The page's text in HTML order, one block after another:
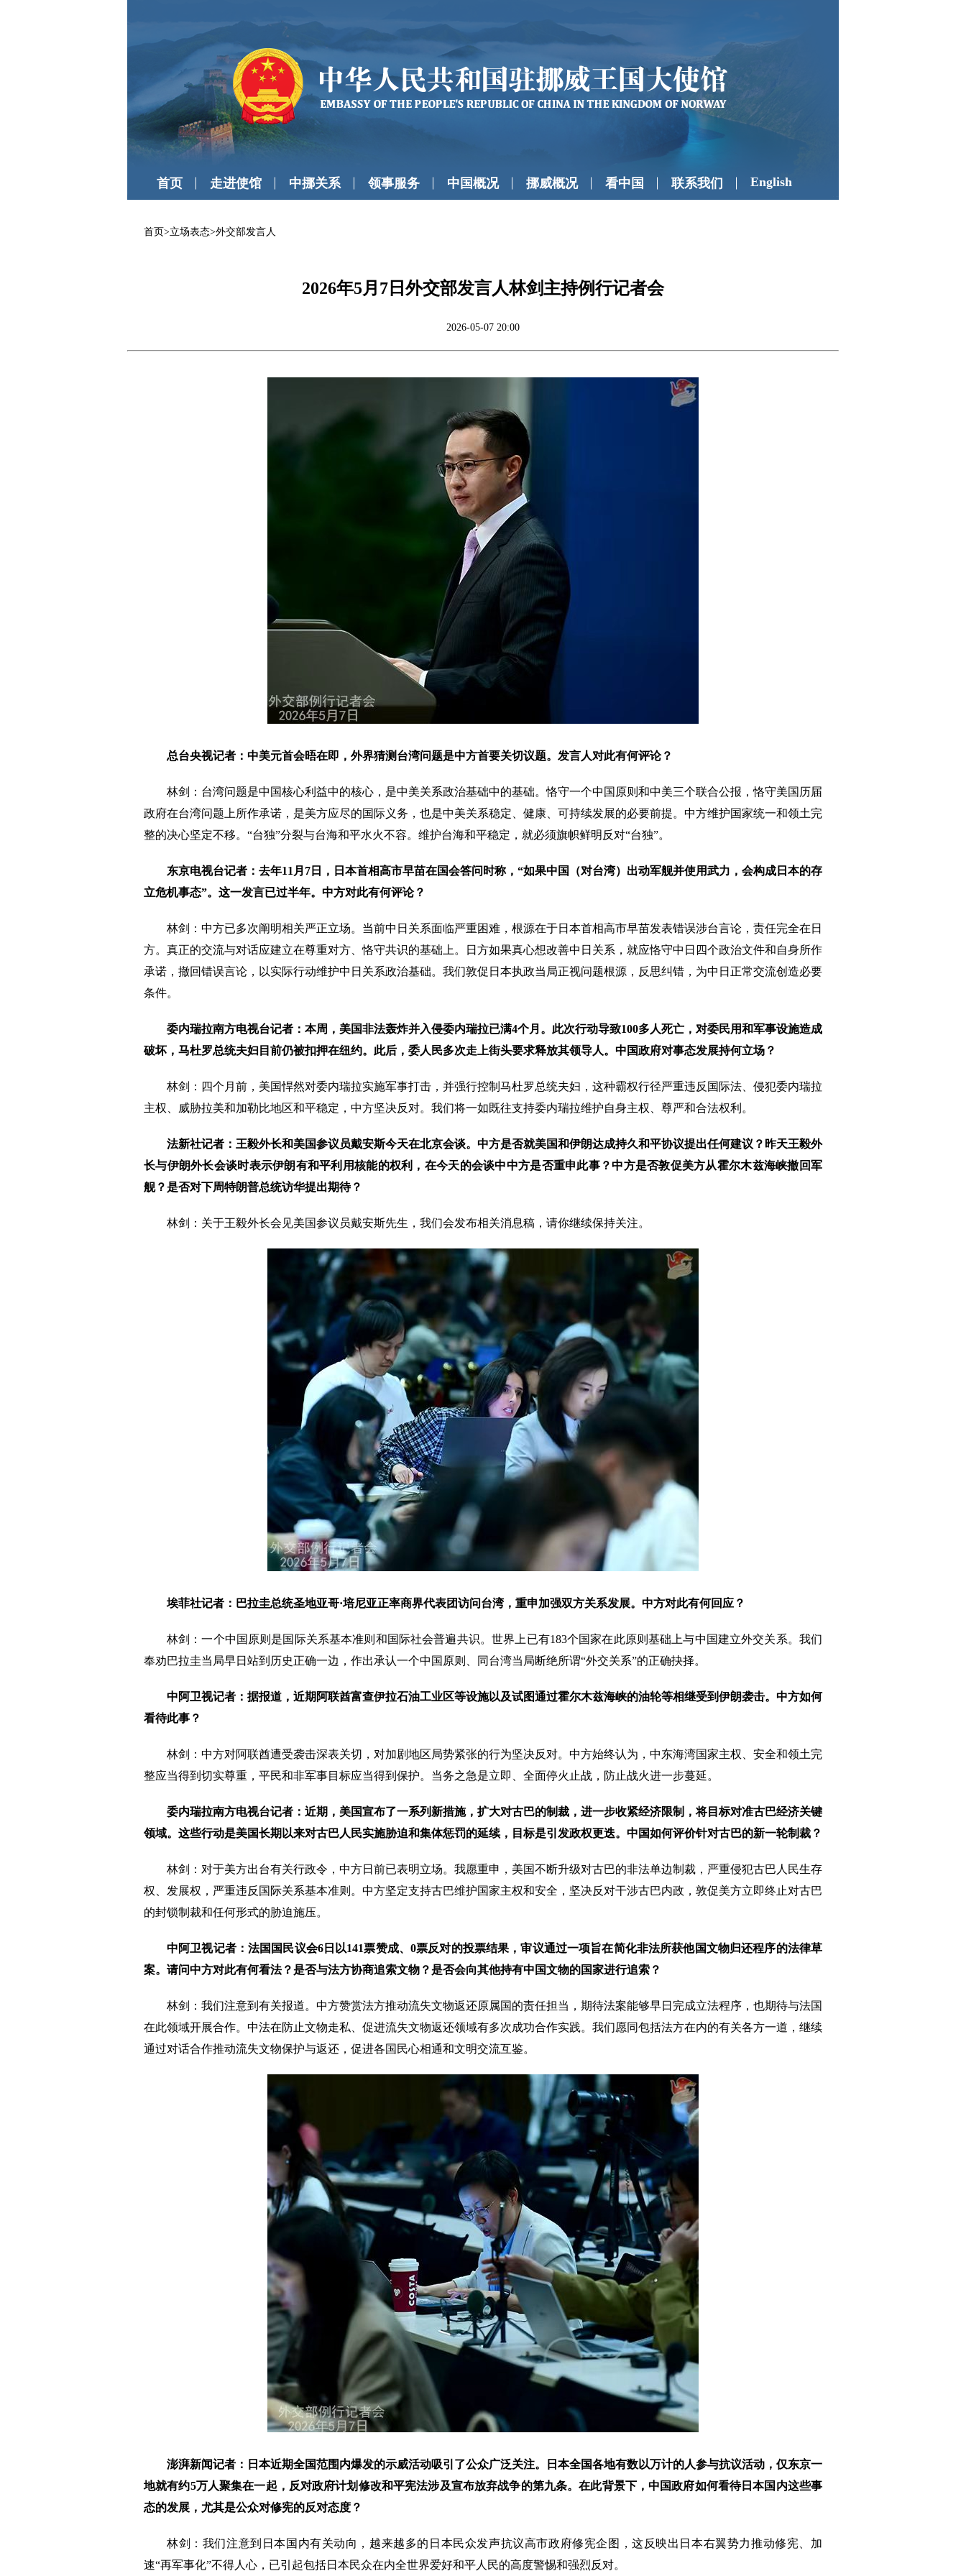
首页 走进使馆 中挪关系 领事服务 中国概况 挪威概况 看中国 联系我们 English
首页>立场表态>外交部发言人
2026年5月7日外交部发言人林剑主持例行记者会
2026-05-07 20:00
总台央视记者：中美元首会晤在即，外界猜测台湾问题是中方首要关切议题。发言人对此有何评论？
林剑：台湾问题是中国核心利益中的核心，是中美关系政治基础中的基础。恪守一个中国原则和中美三个联合公报，恪守美国历届
政府在台湾问题上所作承诺，是美方应尽的国际义务，也是中美关系稳定、健康、可持续发展的必要前提。中方维护国家统一和领土完
整的决心坚定不移。“台独”分裂与台海和平水火不容。维护台海和平稳定，就必须旗帜鲜明反对“台独”。
东京电视台记者：去年11月7日，日本首相高市早苗在国会答问时称，“如果中国（对台湾）出动军舰并使用武力，会构成日本的存
立危机事态”。这一发言已过半年。中方对此有何评论？
林剑：中方已多次阐明相关严正立场。当前中日关系面临严重困难，根源在于日本首相高市早苗发表错误涉台言论，责任完全在日
方。真正的交流与对话应建立在尊重对方、恪守共识的基础上。日方如果真心想改善中日关系，就应恪守中日四个政治文件和自身所作
承诺，撤回错误言论，以实际行动维护中日关系政治基础。我们敦促日本执政当局正视问题根源，反思纠错，为中日正常交流创造必要
条件。
委内瑞拉南方电视台记者：本周，美国非法轰炸并入侵委内瑞拉已满4个月。此次行动导致100多人死亡，对委民用和军事设施造成
破坏，马杜罗总统夫妇目前仍被扣押在纽约。此后，委人民多次走上街头要求释放其领导人。中国政府对事态发展持何立场？
林剑：四个月前，美国悍然对委内瑞拉实施军事打击，并强行控制马杜罗总统夫妇，这种霸权行径严重违反国际法、侵犯委内瑞拉
主权、威胁拉美和加勒比地区和平稳定，中方坚决反对。我们将一如既往支持委内瑞拉维护自身主权、尊严和合法权利。
法新社记者：王毅外长和美国参议员戴安斯今天在北京会谈。中方是否就美国和伊朗达成持久和平协议提出任何建议？昨天王毅外
长与伊朗外长会谈时表示伊朗有和平利用核能的权利，在今天的会谈中中方是否重申此事？中方是否敦促美方从霍尔木兹海峡撤回军
舰？是否对下周特朗普总统访华提出期待？
林剑：关于王毅外长会见美国参议员戴安斯先生，我们会发布相关消息稿，请你继续保持关注。
埃菲社记者：巴拉圭总统圣地亚哥·培尼亚正率商界代表团访问台湾，重申加强双方关系发展。中方对此有何回应？
林剑：一个中国原则是国际关系基本准则和国际社会普遍共识。世界上已有183个国家在此原则基础上与中国建立外交关系。我们
奉劝巴拉圭当局早日站到历史正确一边，作出承认一个中国原则、同台湾当局断绝所谓“外交关系”的正确抉择。
中阿卫视记者：据报道，近期阿联酋富查伊拉石油工业区等设施以及试图通过霍尔木兹海峡的油轮等相继受到伊朗袭击。中方如何
看待此事？
林剑：中方对阿联酋遭受袭击深表关切，对加剧地区局势紧张的行为坚决反对。中方始终认为，中东海湾国家主权、安全和领土完
整应当得到切实尊重，平民和非军事目标应当得到保护。当务之急是立即、全面停火止战，防止战火进一步蔓延。
委内瑞拉南方电视台记者：近期，美国宣布了一系列新措施，扩大对古巴的制裁，进一步收紧经济限制，将目标对准古巴经济关键
领域。这些行动是美国长期以来对古巴人民实施胁迫和集体惩罚的延续，目标是引发政权更迭。中国如何评价针对古巴的新一轮制裁？
林剑：对于美方出台有关行政令，中方日前已表明立场。我愿重申，美国不断升级对古巴的非法单边制裁，严重侵犯古巴人民生存
权、发展权，严重违反国际关系基本准则。中方坚定支持古巴维护国家主权和安全，坚决反对干涉古巴内政，敦促美方立即终止对古巴
的封锁制裁和任何形式的胁迫施压。
中阿卫视记者：法国国民议会6日以141票赞成、0票反对的投票结果，审议通过一项旨在简化非法所获他国文物归还程序的法律草
案。请问中方对此有何看法？是否与法方协商追索文物？是否会向其他持有中国文物的国家进行追索？
林剑：我们注意到有关报道。中方赞赏法方推动流失文物返还原属国的责任担当，期待法案能够早日完成立法程序，也期待与法国
在此领域开展合作。中法在防止文物走私、促进流失文物返还领域有多次成功合作实践。我们愿同包括法方在内的有关各方一道，继续
通过对话合作推动流失文物保护与返还，促进各国民心相通和文明交流互鉴。
澎湃新闻记者：日本近期全国范围内爆发的示威活动吸引了公众广泛关注。日本全国各地有数以万计的人参与抗议活动，仅东京一
地就有约5万人聚集在一起，反对政府计划修改和平宪法涉及宣布放弃战争的第九条。在此背景下，中国政府如何看待日本国内这些事
态的发展，尤其是公众对修宪的反对态度？
林剑：我们注意到日本国内有关动向，越来越多的日本民众发声抗议高市政府修宪企图，这反映出日本右翼势力推动修宪、加
速“再军事化”不得人心，已引起包括日本民众在内全世界爱好和平人民的高度警惕和强烈反对。